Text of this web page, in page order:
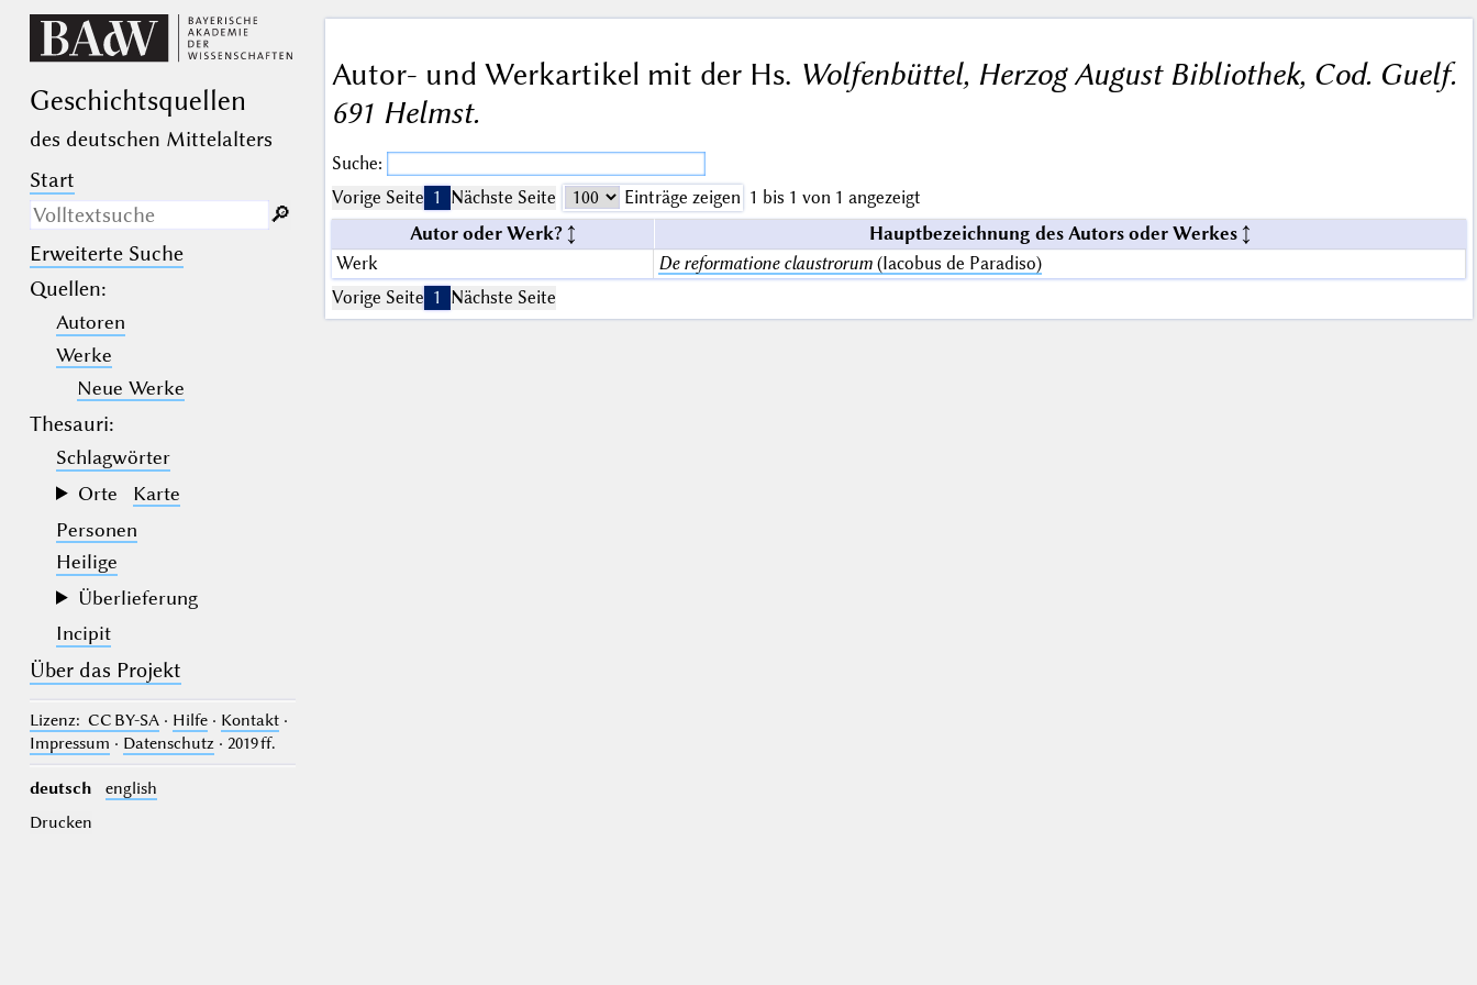
Geschichts­quellen
des deutschen Mittelalters
Start
Nur in Beschreibungs­texten
suchen
(der Unterstrich) ist Platzhalter für
genau ein Zeichen.
(das Prozentzeichen) ist Platzhalter
für kein, ein oder mehr als ein
Zeichen.
🔎︎
Erweiterte Suche
Quellen:
Autoren
Werke
Neue Werke
Thesauri:
Schlagwörter
Orte
Karte
Personen
Heilige
Überlieferung
Incipit
Über das Projekt
Lizenz: CC BY-SA· Hilfe· Kontakt·
Impressum · Datenschutz· 2019 ff.
deutsch
english
Drucken
Autor- und Werkartikel mit der Hs. Wolfenbüttel, Herzog August Bibliothek, Cod. Guelf.
691 Helmst.
Suche:
Vorige Seite 1 Nächste Seite Einträge zeigen 1 bis 1 von 1 angezeigt
Autor oder Werk?
Hauptbezeichnung des Autors oder Werkes
Werk
De reformatione claustrorum(Iacobus de Paradiso)
Vorige Seite 1 Nächste Seite